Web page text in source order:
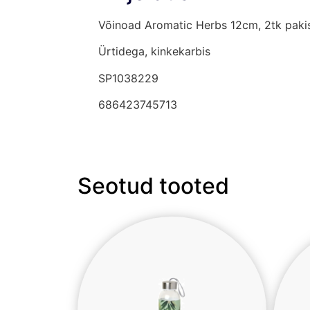
Võinoad Aromatic Herbs 12cm, 2tk
Ürtidega, kinkekarbis
SP1038229
686423745713
Seotud tooted